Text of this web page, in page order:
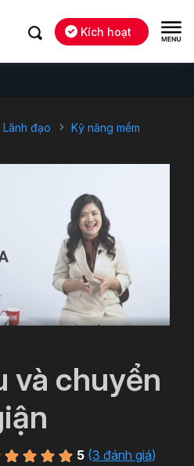
Kích hoạt
đạo Kỹ năng mềm
và chuyển
5 (3 đánh giá)